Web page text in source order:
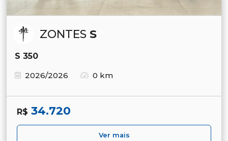
ZONTES S
S 350
2026/2026
0 km
R$ 34.720
Ver mais